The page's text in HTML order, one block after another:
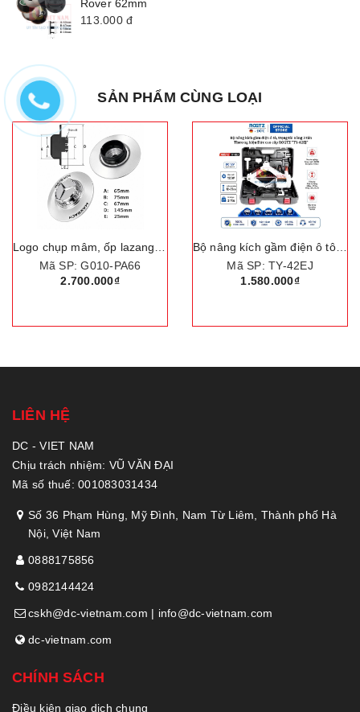
Rover 62mm
113.000đ
SẢN PHẨM CÙNG LOẠI
Mã SP: G010-PA66
2.700.000₫
Bộ nâng kích gầm điện ô tô, trọng tải nâng 3 tấn. Thương hiệu Đức cao cấp ROGTZ "TY-42EJ"
Mã SP: TY-42EJ
1.580.000₫
LIÊN HỆ
DC - VIET NAM
Chịu trách nhiệm: VŨ VĂN ĐẠI
Mã số thuế: 001083031434
Số 36 Phạm Hùng, Mỹ Đình, Nam Từ Liêm, Thành phố Hà
Nội, Việt Nam
0888175856
0982144424
cskh@dc-vietnam.com | info@dc-vietnam.com
dc-vietnam.com
CHÍNH SÁCH
Điều kiện giao dịch chung